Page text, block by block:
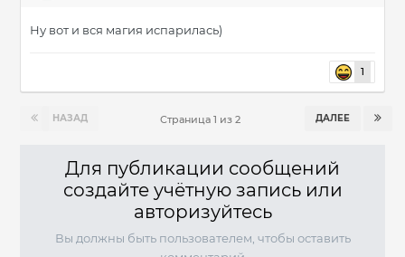
Ну вот и вся магия испарилась)
1
НАЗАД ДАЛЕЕ
Страница 1 из 2
Для публикации сообщений
создайте учётную запись или
авторизуйтесь
Вы должны быть пользователем, чтобы оставить